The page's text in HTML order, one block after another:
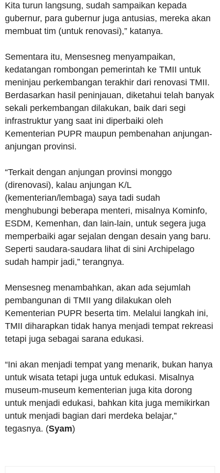
Kita turun langsung, sudah sampaikan kepada
gubernur, para gubernur juga antusias, mereka akan
membuat tim (untuk renovasi),” katanya.
Sementara itu, Mensesneg menyampaikan,
kedatangan rombongan pemerintah ke TMII untuk
meninjau perkembangan terakhir dari renovasi TMII.
Berdasarkan hasil peninjauan, diketahui telah banyak
sekali perkembangan dilakukan, baik dari segi
infrastruktur yang saat ini diperbaiki oleh
Kementerian PUPR maupun pembenahan anjungan-
anjungan provinsi.
“Terkait dengan anjungan provinsi monggo
(direnovasi), kalau anjungan K/L
(kementerian/lembaga) saya tadi sudah
menghubungi beberapa menteri, misalnya Kominfo,
ESDM, Kemenhan, dan lain-lain, untuk segera juga
memperbaiki agar sejalan dengan desain yang baru.
Seperti saudara-saudara lihat di sini Archipelago
sudah hampir jadi,” terangnya.
Mensesneg menambahkan, akan ada sejumlah
pembangunan di TMII yang dilakukan oleh
Kementerian PUPR beserta tim. Melalui langkah ini,
TMII diharapkan tidak hanya menjadi tempat rekreasi
tetapi juga sebagai sarana edukasi.
“Ini akan menjadi tempat yang menarik, bukan hanya
untuk wisata tetapi juga untuk edukasi. Misalnya
museum-museum kementerian juga kita dorong
untuk menjadi edukasi, bahkan kita juga memikirkan
untuk menjadi bagian dari merdeka belajar,”
tegasnya. (Syam)